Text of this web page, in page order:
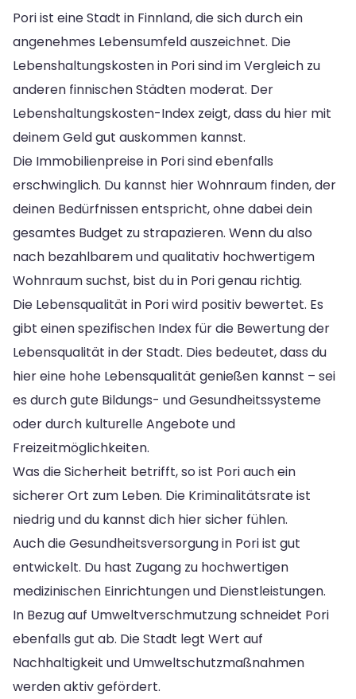
Pori ist eine Stadt in Finnland, die sich durch ein
angenehmes Lebensumfeld auszeichnet. Die
Lebenshaltungskosten in Pori sind im Vergleich zu
anderen finnischen Städten moderat. Der
Lebenshaltungskosten-Index zeigt, dass du hier mit
deinem Geld gut auskommen kannst.
Die Immobilienpreise in Pori sind ebenfalls
erschwinglich. Du kannst hier Wohnraum finden, der
deinen Bedürfnissen entspricht, ohne dabei dein
gesamtes Budget zu strapazieren. Wenn du also
nach bezahlbarem und qualitativ hochwertigem
Wohnraum suchst, bist du in Pori genau richtig.
Die Lebensqualität in Pori wird positiv bewertet. Es
gibt einen spezifischen Index für die Bewertung der
Lebensqualität in der Stadt. Dies bedeutet, dass du
hier eine hohe Lebensqualität genießen kannst – sei
es durch gute Bildungs- und Gesundheitssysteme
oder durch kulturelle Angebote und
Freizeitmöglichkeiten.
Was die Sicherheit betrifft, so ist Pori auch ein
sicherer Ort zum Leben. Die Kriminalitätsrate ist
niedrig und du kannst dich hier sicher fühlen.
Auch die Gesundheitsversorgung in Pori ist gut
entwickelt. Du hast Zugang zu hochwertigen
medizinischen Einrichtungen und Dienstleistungen.
In Bezug auf Umweltverschmutzung schneidet Pori
ebenfalls gut ab. Die Stadt legt Wert auf
Nachhaltigkeit und Umweltschutzmaßnahmen
werden aktiv gefördert.